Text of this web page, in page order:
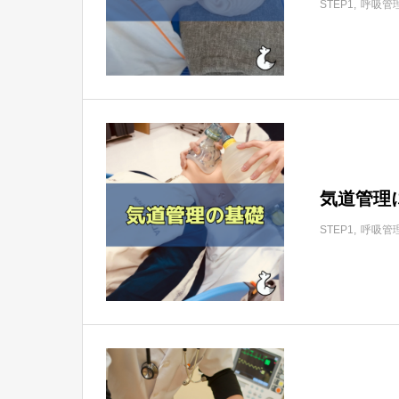
STEP1 呼吸管
気道管理
STEP1 呼吸管